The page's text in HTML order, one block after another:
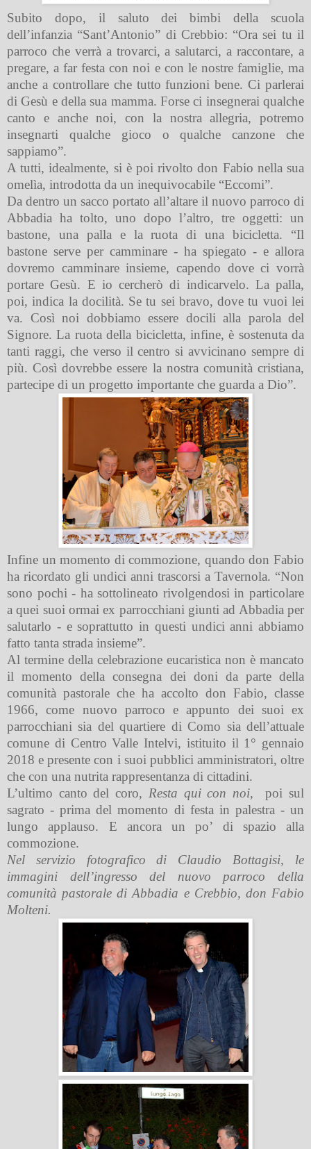
Subito dopo, il saluto dei bimbi della scuola
dell’infanzia “Sant’Antonio” di Crebbio: “Ora sei tu il
parroco che verrà a trovarci, a salutarci, a raccontare, a
pregare, a far festa con noi e con le nostre famiglie, ma
anche a controllare che tutto funzioni bene. Ci parlerai
di Gesù e della sua mamma. Forse ci insegnerai qualche
canto e anche noi, con la nostra allegria, potremo
insegnarti qualche gioco o qualche canzone che
sappiamo”.
A tutti, idealmente, si è poi rivolto don Fabio nella sua
omelìa, introdotta da un inequivocabile “Eccomi”.
Da dentro un sacco portato all’altare il nuovo parroco di
Abbadia ha tolto, uno dopo l’altro, tre oggetti: un
bastone, una palla e la ruota di una bicicletta. “Il
bastone serve per camminare - ha spiegato - e allora
dovremo camminare insieme, capendo dove ci vorrà
portare Gesù. E io cercherò di indicarvelo. La palla,
poi, indica la docilità. Se tu sei bravo, dove tu vuoi lei
va. Così noi dobbiamo essere docili alla parola del
Signore. La ruota della bicicletta, infine, è sostenuta da
tanti raggi, che verso il centro si avvicinano sempre di
più. Così dovrebbe essere la nostra comunità cristiana,
partecipe di un progetto importante che guarda a Dio”.
Infine un momento di commozione, quando don Fabio
ha ricordato gli undici anni trascorsi a Tavernola. “Non
sono pochi - ha sottolineato rivolgendosi in particolare
a quei suoi ormai ex parrocchiani giunti ad Abbadia per
salutarlo - e soprattutto in questi undici anni abbiamo
fatto tanta strada insieme”.
Al termine della celebrazione eucaristica non è mancato
il momento della consegna dei doni da parte della
comunità pastorale che ha accolto don Fabio, classe
1966, come nuovo parroco e appunto dei suoi ex
parrocchiani sia del quartiere di Como sia dell’attuale
comune di Centro Valle Intelvi, istituito il 1° gennaio
2018 e presente con i suoi pubblici amministratori, oltre
che con una nutrita rappresentanza di cittadini.
L’ultimo canto del coro, Resta qui con noi,
poi sul
sagrato - prima del momento di festa in palestra - un
lungo applauso. E ancora un po’ di spazio alla
commozione.
Nel servizio fotografico di Claudio Bottagisi, le
immagini dell’ingresso del nuovo parroco della
comunità pastorale di Abbadia e Crebbio, don Fabio
Molteni.